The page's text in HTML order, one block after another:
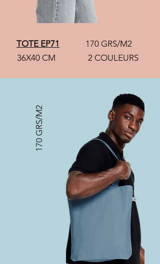
TOTE EP71
36X40 CM
170 GRS/M2
2 COULEURS
170 GRS/M2